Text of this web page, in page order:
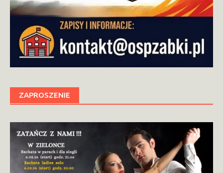
ZAPROSZENIE